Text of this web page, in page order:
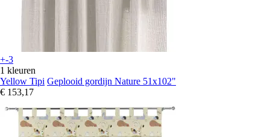
+-3
1 kleuren
Yellow Tipi Geplooid gordijn Nature 51x102"
€ 153,17